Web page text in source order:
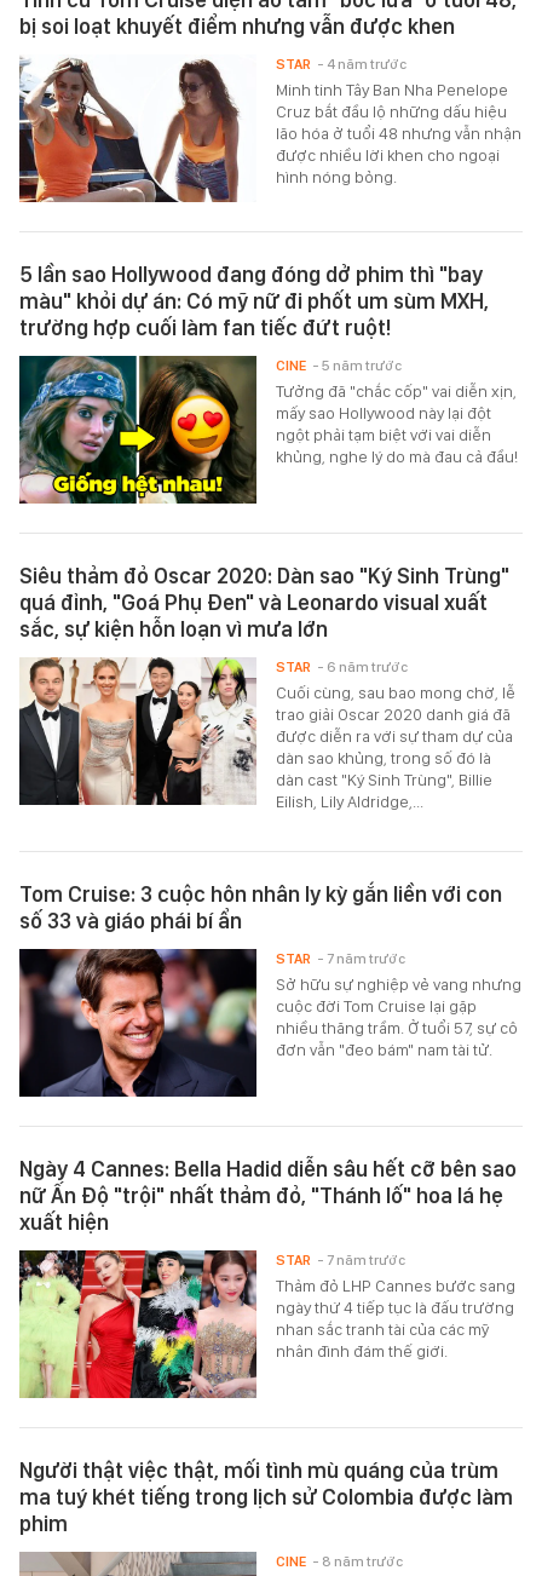
bị soi loạt khuyết điểm nhưng vẫn được khen
Minh tinh Tây Ban Nha Penelope
Cruz bắt đầu lộ những dấu hiệu
lão hóa ở tuổi 48 nhưng vẫn nhận
được nhiều lời khen cho ngoại
hình nóng bỏng.
STAR - 4 năm trước
5 lần sao Hollywood đang đóng dở phim thì "bay
màu" khỏi dự án: Có mỹ nữ đi phốt um sùm MXH,
trường hợp cuối làm fan tiếc đứt ruột!
Tưởng đã "chắc cốp" vai diễn xịn,
mấy sao Hollywood này lại đột
ngột phải tạm biệt với vai diễn
khủng, nghe lý do mà đau cả đầu!
CINE - 5 năm trước
Siêu thảm đỏ Oscar 2020: Dàn sao "Ký Sinh Trùng"
quá đỉnh, "Goá Phụ Đen" và Leonardo visual xuất
sắc, sự kiện hỗn loạn vì mưa lớn
Cuối cùng, sau bao mong chờ, lễ
trao giải Oscar 2020 danh giá đã
được diễn ra với sự tham dự của
dàn sao khủng, trong số đó là
dàn cast "Ký Sinh Trùng", Billie
Eilish, Lily Aldridge,...
STAR - 6 năm trước
Tom Cruise: 3 cuộc hôn nhân ly kỳ gắn liền với con
số 33 và giáo phái bí ẩn
Sở hữu sự nghiệp vẻ vang nhưng
cuộc đời Tom Cruise lại gặp
nhiều thăng trầm. Ở tuổi 57, sự cô
đơn vẫn "đeo bám" nam tài tử.
STAR - 7 năm trước
Ngày 4 Cannes: Bella Hadid diễn sâu hết cỡ bên sao
nữ Ấn Độ "trội" nhất thảm đỏ, "Thánh lố" hoa lá hẹ
xuất hiện
Thảm đỏ LHP Cannes bước sang
ngày thứ 4 tiếp tục là đấu trường
nhan sắc tranh tài của các mỹ
nhân đình đám thế giới.
STAR - 7 năm trước
Người thật việc thật, mối tình mù quáng của trùm
ma tuý khét tiếng trong lịch sử Colombia được làm
phim
CINE - 8 năm trước